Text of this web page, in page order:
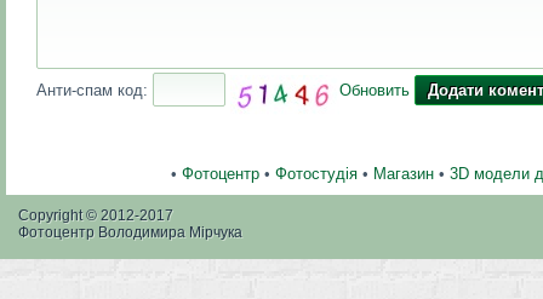
Анти-спам код: Обновить
• Фотоцентр• Фотостудія• Магазин• 3D модели
Copyright © 2012-2017
Фотоцентр Володимира Мірчука